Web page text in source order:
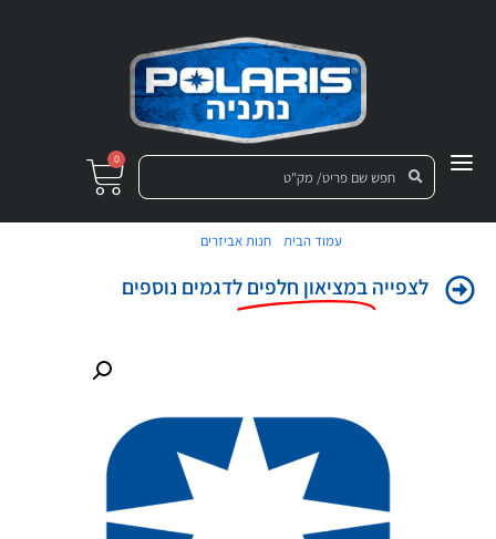
0
עמוד הבית חנות אביזרים
לצפייהבמציאון חלפים לדגמים נוספים